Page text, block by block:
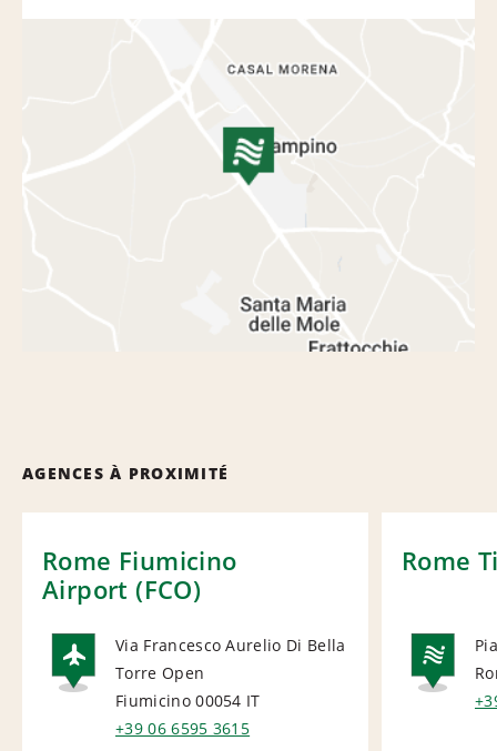
AGENCES À PROXIMITÉ
Rome Fiumicino
Airport (FCO)
AIRPORT
Via Francesco Aurelio Di Bella
Torre Open
Fiumicino 00054 IT
+39 06 6595 3615
Rome